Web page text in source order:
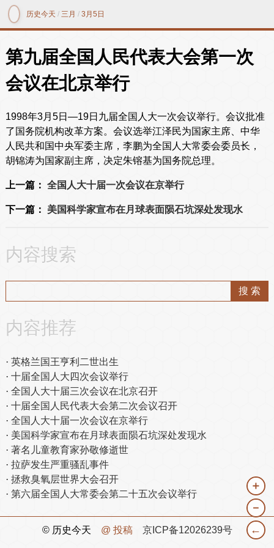
历史今天 /三月 /3月5日
第九届全国人民代表大会第一次
会议在北京举行
1998年3月5日—19日九届全国人大一次会议举行。会议批准
了国务院机构改革方案。会议选举江泽民为国家主席、中华
人民共和国中央军委主席，李鹏为全国人大常委会委员长，
胡锦涛为国家副主席，决定朱镕基为国务院总理。
上一篇： 全国人大十届一次会议在京举行
下一篇： 美国科学家宣布在月球表面陨石坑深处发现水
内容搜索
内容推荐
英格兰国王亨利二世出生
十届全国人大四次会议举行
全国人大十届三次会议在北京召开
十届全国人民代表大会第二次会议召开
全国人大十届一次会议在京举行
美国科学家宣布在月球表面陨石坑深处发现水
著名儿童教育家孙敬修逝世
拉萨发生严重骚乱事件
拯救臭氧层世界大会召开
第六届全国人大常委会第二十五次会议举行
＋
－
←
© 历史今天 @ 投稿 京ICP备12026239号